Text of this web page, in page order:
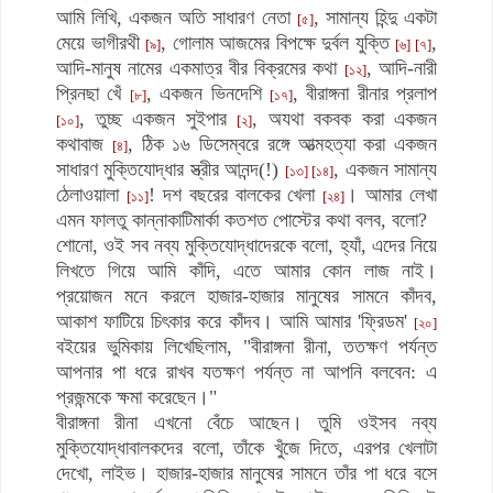
আমি লিখি,একজন অতি সাধারণ নেতা [৫], সামান্য হিন্দু একটা
মেয়ে ভাগীরথী [৯], গোলাম আজমের বিপক্ষে দুর্বল যুক্তি [৬] [৭],
আদি-মানুষ নামের একমাত্র বীর বিক্রমের কথা [১২], আদি-নারী
প্রিনছা খেঁ [৮], একজন ভিনদেশি [১৭], বীরাঙ্গনা রীনার প্রলাপ
[১০], তুচ্ছ একজন সুইপার [২], অযথা বকবক করা একজন
কথাবাজ [৪], ঠিক ১৬ ডিসেম্বরে রঙ্গে আত্মহত্যা করা একজন
সাধারণ মুক্তিযোদ্ধার স্ত্রীর আনন্দ(!) [১৩] [১৪], একজন সামান্য
ঠেলাওয়ালা [১১]! দশ বছরের বালকের খেলা [২৪] । আমার লেখা
এমন ফালতু কান্নাকাটিমার্কা কতশত পোস্টের কথা বলব, বলো?
শোনো, ওই সব নব্য মুক্তিযোদ্ধাদেরকে বলো, হ্যাঁ, এদের নিয়ে
লিখতে গিয়ে আমি কাঁদি, এতে আমার কোন লাজ নাই।
প্রয়োজন মনে করলে হাজার-হাজার মানুষের সামনে কাঁদব,
আকাশ ফাটিয়ে চিৎকার করে কাঁদব। আমি আমার 'ফ্রিডম' [২০]
বইয়ের ভুমিকায় লিখেছিলাম, "বীরাঙ্গনা রীনা, ততক্ষণ পর্যন্ত
আপনার পা ধরে রাখব যতক্ষণ পর্যন্ত না আপনি বলবেন: এ
প্রজন্মকে ক্ষমা করেছেন।"
বীরাঙ্গনা রীনা এখনো বেঁচে আছেন। তুমি ওইসব নব্য
মুক্তিযোদ্ধাবালকদের বলো, তাঁকে খুঁজে দিতে, এরপর খেলাটা
দেখো, লাইভ। হাজার-হাজার মানুষের সামনে তাঁর পা ধরে বসে